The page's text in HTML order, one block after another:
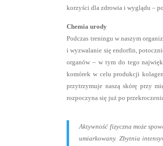
korzyści dla zdrowia i wyglądu –
Chemia urody
Podczas treningu w naszym
i wyzwalanie się endorfin,
organów – w tym do tego
komórek w celu produkcji
przytrzymuje naszą skórę przy
rozpoczyna się już po
Aktywność fizyczna może
umiarkowany. Zbytnia